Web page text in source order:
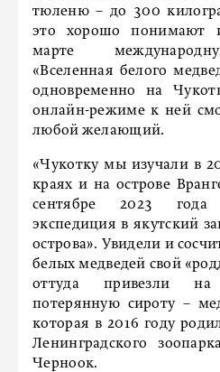
тюленю – до 300
это хорошо понимают
марте
«Вселенная белого
одновременно на
онлайн-режиме к ней
любой желающий.
«Чукотку мы изучали в
краях и на острове
сентябре 2023
экспедиция в якутский
острова». Увидели и
белых медведей свой
оттуда привезли
потерянную сироту –
которая в 2016 году
Ленинградского
Черноок.